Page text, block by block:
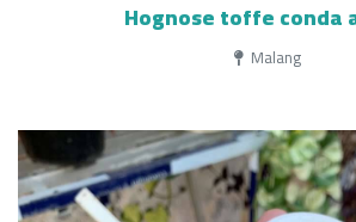
Hognose toffe conda
Malang